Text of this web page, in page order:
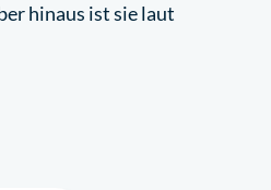
hinaus ist sie laut